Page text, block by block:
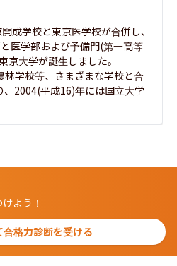
成学校と東京医学校が合併し、
医学部および予備門(第一高等
京大学が誕生しました。
学校等、さまざまな学校と合
2004(平成16)年には国立大学
よう！
合格力診断を受ける